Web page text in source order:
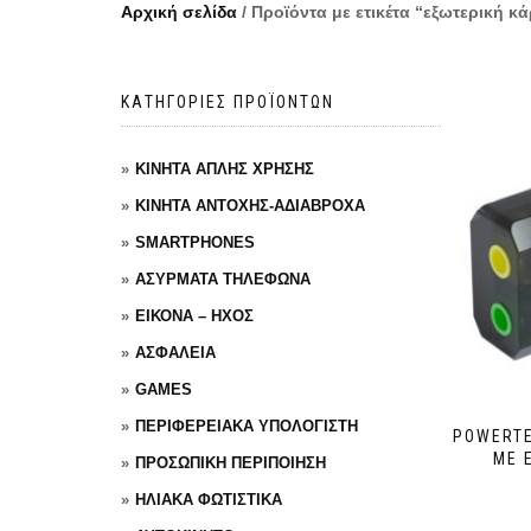
Αρχική σελίδα / Προϊόντα με ετικέτα “εξωτερική
ΜΕ
ΚΑΤΗΓΟΡΙΕΣ ΠΡΟΪΟΝΤΩΝ
ΚΙΝΗΤΑ ΑΠΛΗΣ ΧΡΗΣΗΣ
ΚΙΝΗΤΑ ΑΝΤΟΧΗΣ-ΑΔΙΑΒΡΟΧΑ
SMARTPHONES
ΑΣΥΡΜΑΤΑ ΤΗΛΕΦΩΝΑ
ΕΙΚΟΝΑ – ΗΧΟΣ
ΑΣΦΑΛΕΙΑ
GAMES
ΠΕΡΙΦΕΡΕΙΑΚΑ ΥΠΟΛΟΓΙΣΤΗ
ΠΡΟΣΩΠΙΚΗ ΠΕΡΙΠΟΙΗΣΗ
ΗΛΙΑΚΑ ΦΩΤΙΣΤΙΚΑ